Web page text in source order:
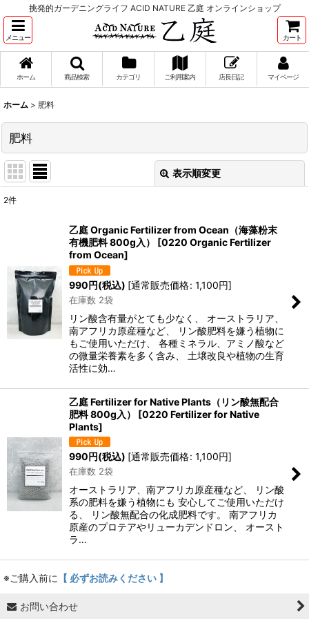
挑発的ガーデニングライフ ACID NATURE 乙庭 オンラインショップ
メニュー カート
ホーム 商品検索 カテゴリ ご利用案内 店長日記 マイページ
ホーム > 肥料
肥料
表示順変更
絞り込む
2件
乙庭 Organic Fertilizer from Ocean（海藻粉末
有機肥料 800g入）
[0220 Organic Fertilizer
from Ocean]
990円(税込) [通常販売価格: 1,100円]
在庫数 2袋
リン酸含有量がとても少なく、 オーストラリア、
南アフリカ原産種など、 リン酸肥料を嫌う植物に
もご使用いただけ、 各種ミネラル、アミノ酸など
の微量栄養素を多く含み、 土壌改良や植物の生育
活性に効…
乙庭 Fertilizer for Native Plants（リン酸無配合
肥料 800g入）
[0220 Fertilizer for Native
Plants]
990円(税込) [通常販売価格: 1,100円]
在庫数 2袋
オーストラリア、南アフリカ原産種など、 リン酸
系の肥料を嫌う植物にも 安心してご使用いただけ
る、 リン酸無配合の化成肥料です。 南アフリカ
原産のプロテアやリューカデンドロン、 オースト
ラ…
※ご購入前に 【 必ずお読みください 】
お問い合わせ